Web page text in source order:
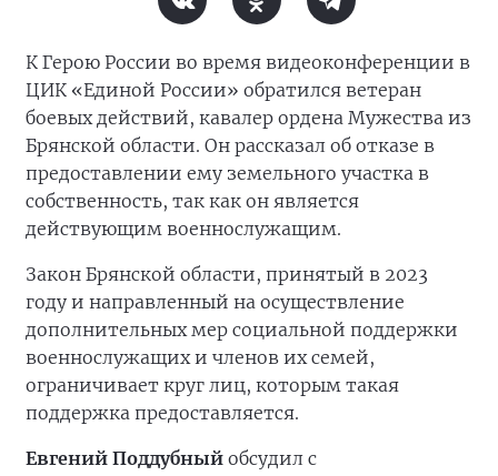
К Герою России во время видеоконференции в
ЦИК «Единой России» обратился ветеран
боевых действий, кавалер ордена Мужества из
Брянской области. Он рассказал об отказе в
предоставлении ему земельного участка в
собственность, так как он является
действующим военнослужащим.
Закон Брянской области, принятый в 2023
году и направленный на осуществление
дополнительных мер социальной поддержки
военнослужащих и членов их семей,
ограничивает круг лиц, которым такая
поддержка предоставляется.
Евгений Поддубный обсудил с